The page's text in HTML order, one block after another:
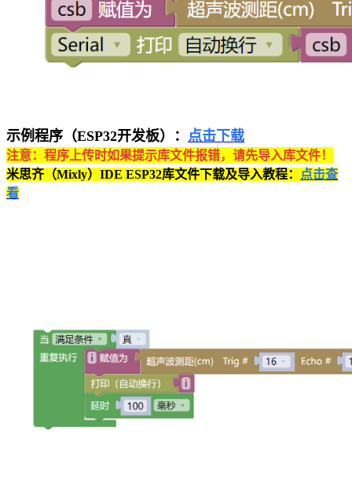
示例程序（ESP32开发板）： 点击下载
注意：程序上传时如果提示库文件报错，请先导入库文件！
米思齐（Mixly）IDE ESP32库文件下载及导入教程：
点击查
看